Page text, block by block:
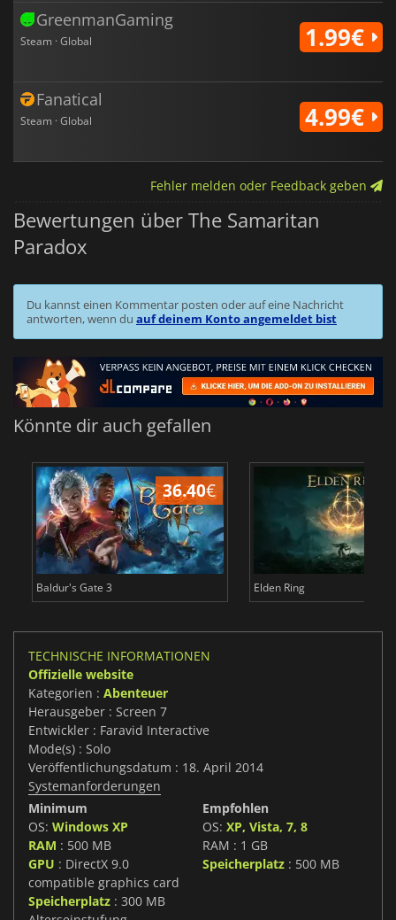
GreenmanGaming
Steam · Global 1.99€
Fanatical
Steam · Global 4.99€
Fehler melden oder Feedback geben
Bewertungen über The Samaritan
Paradox
Du kannst einen Kommentar posten oder auf eine Nachricht
antworten, wenn du auf deinem Konto angemeldet bist
Könnte dir auch gefallen
36.40€
Baldur's Gate 3 Elden Ring
TECHNISCHE INFORMATIONEN
Offizielle website
Kategorien : Abenteuer
Herausgeber : Screen 7
Entwickler : Faravid Interactive
Mode(s) : Solo
Veröffentlichungsdatum : 18. April 2014
Systemanforderungen
Minimum
OS: Windows XP
RAM : 500 MB
GPU : DirectX 9.0
compatible graphics card
Speicherplatz : 300 MB
Empfohlen
OS: XP, Vista, 7, 8
RAM : 1 GB
Speicherplatz : 500 MB